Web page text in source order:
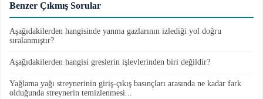
Benzer Çıkmış Sorular
Aşağıdakilerden hangisinde yanma gazlarının izlediği yol doğru
sıralanmıştır?
Aşağıdakilerden hangisi greslerin işlevlerinden biri değildir?
Yağlama yağı streynerinin giriş-çıkış basınçları arasında ne kadar fark
olduğunda streynerin temizlenmesi...